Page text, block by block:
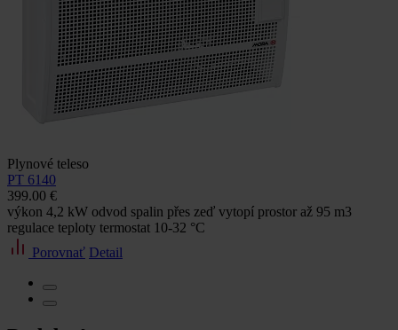
Plynové teleso
PT 6140
399.00 €
výkon 4,2 kW odvod spalin přes zeď vytopí prostor až 95 m3
regulace teploty termostat 10-32 °C
Porovnať Detail